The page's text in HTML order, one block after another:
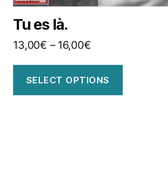
Tu es là.
13,00€ – 16,00€
SELECT OPTIONS